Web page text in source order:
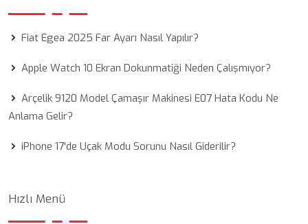
Fiat Egea 2025 Far Ayarı Nasıl Yapılır?
Apple Watch 10 Ekran Dokunmatiği Neden Çalışmıyor?
Arçelik 9120 Model Çamaşır Makinesi E07 Hata Kodu Ne
Anlama Gelir?
iPhone 17'de Uçak Modu Sorunu Nasıl Giderilir?
Hızlı Menü